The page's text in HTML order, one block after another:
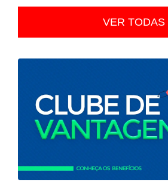
VER TODAS